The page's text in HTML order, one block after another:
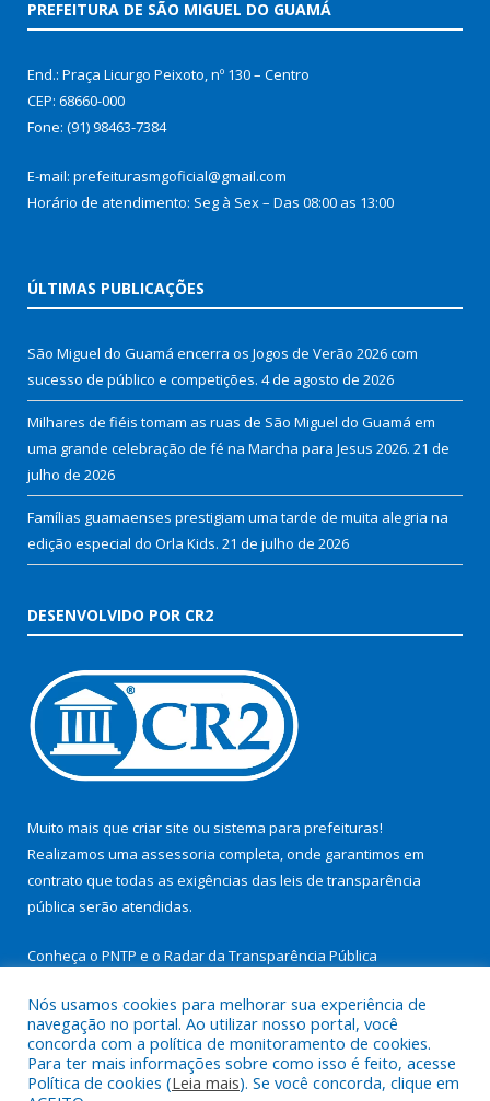
PREFEITURA DE SÃO MIGUEL DO GUAMÁ
End.: Praça Licurgo Peixoto, nº 130 – Centro
CEP: 68660-000
Fone: (91) 98463-7384
E-mail: prefeiturasmgoficial@gmail.com
Horário de atendimento: Seg à Sex – Das 08:00 as 13:00
ÚLTIMAS PUBLICAÇÕES
São Miguel do Guamá encerra os Jogos de Verão 2026 com
sucesso de público e competições. 4 de agosto de 2026
Milhares de fiéis tomam as ruas de São Miguel do Guamá em
uma grande celebração de fé na Marcha para Jesus 2026. 21 de
julho de 2026
Famílias guamaenses prestigiam uma tarde de muita alegria na
edição especial do Orla Kids. 21 de julho de 2026
DESENVOLVIDO POR CR2
Muito mais que criar site ou sistema para prefeituras!
Realizamos uma assessoria completa, onde garantimos em
contrato que todas as exigências das leis de transparência
pública serão atendidas.
Conheça o PNTP e o Radar da Transparência Pública
Todos os direitos reservados a Prefeitura Municipal de São
Miguel do Guamá.
Nós usamos cookies para melhorar sua experiência de
navegação no portal. Ao utilizar nosso portal, você
concorda com a política de monitoramento de cookies.
Para ter mais informações sobre como isso é feito, acesse
Política de cookies (Leia mais). Se você concorda, clique em